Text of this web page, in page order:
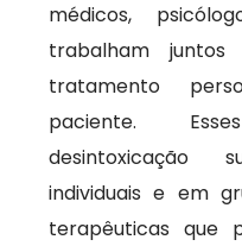
médicos,
trabalham
tratamento
paciente.
desintoxicação
individuais e em
terapêuticas que